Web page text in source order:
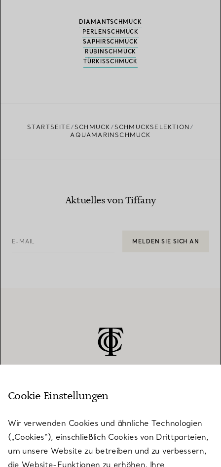
DIAMANTSCHMUCK
PERLENSCHMUCK
SAPHIRSCHMUCK
RUBINSCHMUCK
TÜRKISSCHMUCK
STARTSEITE SCHMUCK
SCHMUCKSELEKTION
AQUAMARINSCHMUCK
Aktuelles von Tiffany
E-MAIL MELDEN SIE SICH AN
KUNDENSERVICE
SERVICES
Cookie-Einstellungen
Wir verwenden Cookies und ähnliche Technologien
(„Cookies“), einschließlich Cookies von Drittparteien,
um unsere Website zu betreiben und zu verbessern,
die Website-Funktionen zu erhöhen, Ihre